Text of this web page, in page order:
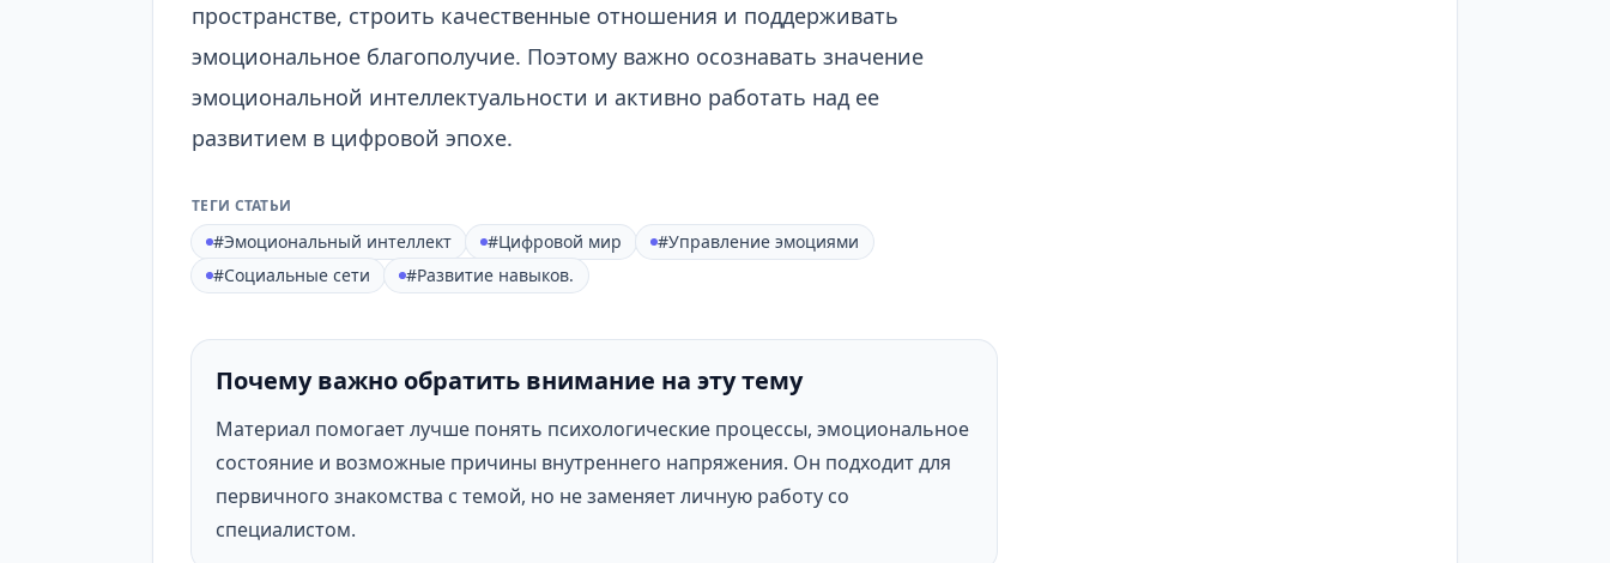
пространстве, строить качественные отношения и поддерживать
эмоциональное благополучие. Поэтому важно осознавать значение
эмоциональной интеллектуальности и активно работать над ее
развитием в цифровой эпохе.
ТЕГИ СТАТЬИ
#Эмоциональный интеллект #Цифровой мир
#Управление эмоциями
#Социальные сети
#Развитие навыков.
Почему важно обратить внимание на эту тему
Материал помогает лучше понять психологические процессы, эмоциональное
состояние и возможные причины внутреннего напряжения. Он подходит для
первичного знакомства с темой, но не заменяет личную работу со
специалистом.